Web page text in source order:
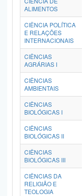
ALIMENTOS
CIÊNCIA POLÍTICA
E RELAÇÕES
INTERNACIONAIS
CIÊNCIAS
AGRÁRIAS I
CIÊNCIAS
AMBIENTAIS
CIÊNCIAS
BIOLÓGICAS I
CIÊNCIAS
BIOLÓGICAS II
CIÊNCIAS
BIOLÓGICAS III
CIÊNCIAS DA
RELIGIÃO E
TEOLOGIA